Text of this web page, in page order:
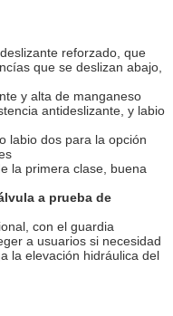
reforzado, que
que se deslizan abajo,
y alta de manganeso
antideslizante, y labio
labio dos para la opción
la primera clase, buena
a prueba de
con el guardia
a usuarios si necesidad
la elevación hidráulica del